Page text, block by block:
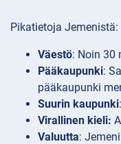
Pikatietoja Jemenistä:
Väestö: Noin 30
Pääkaupunki:
pääkaupunki
Suurin kaupunki
Virallinen kieli:
Valuutta: